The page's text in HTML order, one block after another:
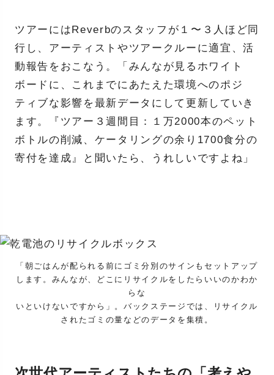
ツアーにはReverbのスタッフが１〜３人ほど同
行し、アーティストやツアークルーに適宜、活
動報告をおこなう。「みんなが見るホワイト
ボードに、これまでにあたえた環境へのポジ
ティブな影響を最新データにして更新していき
ます。『ツアー３週間目：１万2000本のペット
ボトルの削減、ケータリングの余り1700食分の
寄付を達成』と聞いたら、うれしいですよね」
「朝ごはんが配られる前にゴミ分別のサインもセットアップ
します。みんなが、どこにリサイクルをしたらいいのかわか
らな
いといけないですから」。バックステージでは、リサイクル
されたゴミの量などのデータを集積。